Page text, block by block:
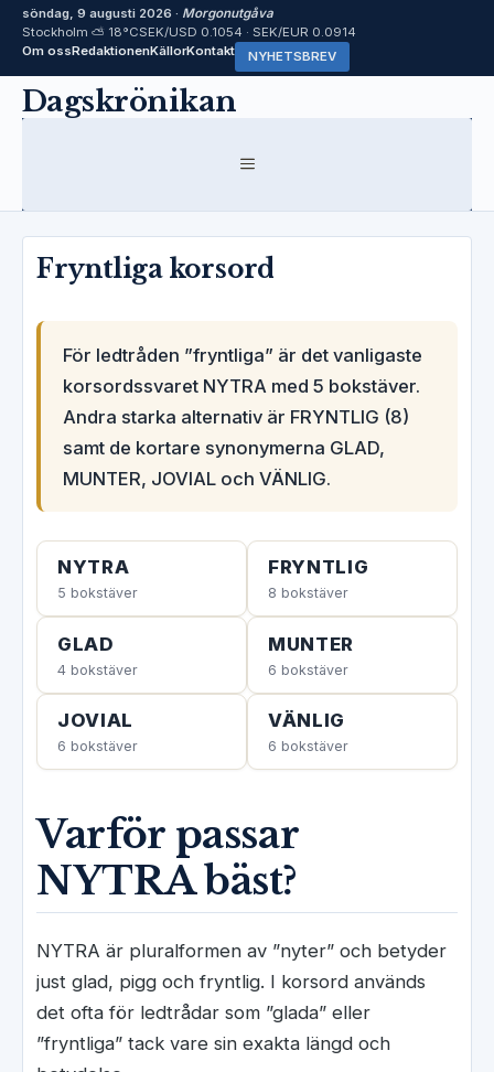
söndag, 9 augusti 2026 · Morgonutgåva
Stockholm ⛅ 18°CSEK/USD 0.1054 · SEK/EUR 0.0914
Om ossRedaktionenKällorKontakt NYHETSBREV
HoppaDagskrönikan
MENY
Fryntliga korsord
För ledtråden ”fryntliga” är det vanligaste
korsordssvaret NYTRA med 5 bokstäver.
Andra starka alternativ är FRYNTLIG (8)
samt de kortare synonymerna GLAD,
MUNTER, JOVIAL och VÄNLIG.
NYTRA
5 bokstäver
FRYNTLIG
8 bokstäver
GLAD
4 bokstäver
MUNTER
6 bokstäver
JOVIAL
6 bokstäver
VÄNLIG
6 bokstäver
Varför passar
NYTRA bäst?
NYTRA är pluralformen av ”nyter” och betyder
just glad, pigg och fryntlig. I korsord används
det ofta för ledtrådar som ”glada” eller
”fryntliga” tack vare sin exakta längd och